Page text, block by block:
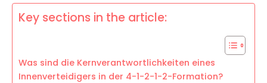
Key sections in the article:
Was sind die Kernverantwortlichkeiten eines
Innenverteidigers in der 4-1-2-1-2-Formation?